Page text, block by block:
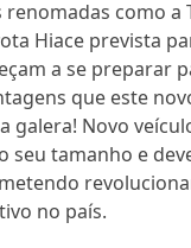
como a
Hiace prevista
a se preparar
que este
galera! Novo
seu tamanho e
no país.